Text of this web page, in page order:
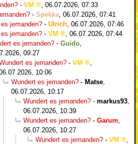
- VM
06.07.2026, 07:33
- Spekka 06.07.2026, 07:41
jemanden? - Ulrich 06.07.2026, 07:46
jemanden? - VM
06.07.2026, 07:44
es jemanden? - Guido
09:27
es jemanden? - VM
10:06
Wundert es jemanden? - Matse
06.07.2026, 10:17
Wundert es jemanden? - markus93
06.07.2026, 10:39
Wundert es jemanden? - Garum
06.07.2026, 10:27
Wundert es jemanden? - VM